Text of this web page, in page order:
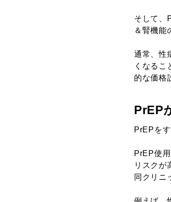
そして、
＆腎機能
通常、性
くなるこ
的な価格
PrEP
PrEPを
PrEP使
リスクが
同クリニ